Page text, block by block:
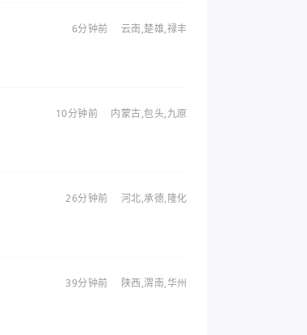
6分钟前 云南,楚雄,禄丰
10分钟前 内蒙古,包头,九原
26分钟前 河北,承德,隆化
39分钟前 陕西,渭南,华州